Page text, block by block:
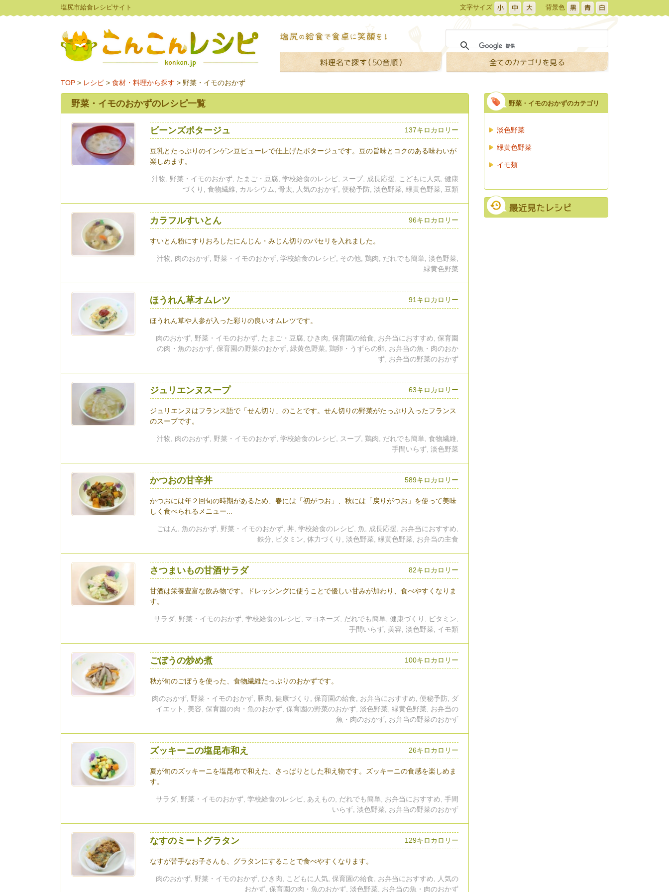
塩尻市給食レシピサイト 文字サイズ 背景色
TOP > レシピ > 食材・料理から探す > 野菜・イモのおかず
野菜・イモのおかずのレシピ一覧
ビーンズポタージュ
豆乳とたっぷりのインゲン豆ピューレで仕上げたポタージュです。豆の旨味とコクのある味わいが
楽しめます。
137キロカロリー
汁物, 野菜・イモのおかず, たまご・豆腐, 学校給食のレシピ, スープ, 成長応援, こどもに人気, 健康
づくり, 食物繊維, カルシウム, 骨太, 人気のおかず, 便秘予防, 淡色野菜, 緑黄色野菜, 豆類
カラフルすいとん
すいとん粉にすりおろしたにんじん・みじん切りのパセリを入れました。
96キロカロリー
汁物, 肉のおかず, 野菜・イモのおかず, 学校給食のレシピ, その他, 鶏肉, だれでも簡単, 淡色野菜,
緑黄色野菜
ほうれん草オムレツ
ほうれん草や人参が入った彩りの良いオムレツです。
91キロカロリー
肉のおかず, 野菜・イモのおかず, たまご・豆腐, ひき肉, 保育園の給食, お弁当におすすめ, 保育園
の肉・魚のおかず, 保育園の野菜のおかず, 緑黄色野菜, 鶏卵・うずらの卵, お弁当の魚・肉のおか
ず, お弁当の野菜のおかず
ジュリエンヌスープ
ジュリエンヌはフランス語で「せん切り」のことです。せん切りの野菜がたっぷり入ったフランス
のスープです。
63キロカロリー
汁物, 肉のおかず, 野菜・イモのおかず, 学校給食のレシピ, スープ, 鶏肉, だれでも簡単, 食物繊維,
手間いらず, 淡色野菜
かつおの甘辛丼
かつおには年２回旬の時期があるため、春には「初がつお」、秋には「戻りがつお」を使って美味
しく食べられるメニュー...
589キロカロリー
ごはん, 魚のおかず, 野菜・イモのおかず, 丼, 学校給食のレシピ, 魚, 成長応援, お弁当におすすめ,
鉄分, ビタミン, 体力づくり, 淡色野菜, 緑黄色野菜, お弁当の主食
さつまいもの甘酒サラダ
甘酒は栄養豊富な飲み物です。ドレッシングに使うことで優しい甘みが加わり、食べやすくなりま
す。
82キロカロリー
サラダ, 野菜・イモのおかず, 学校給食のレシピ, マヨネーズ, だれでも簡単, 健康づくり, ビタミン,
手間いらず, 美容, 淡色野菜, イモ類
ごぼうの炒め煮
秋が旬のごぼうを使った、食物繊維たっぷりのおかずです。
100キロカロリー
肉のおかず, 野菜・イモのおかず, 豚肉, 健康づくり, 保育園の給食, お弁当におすすめ, 便秘予防, ダ
イエット, 美容, 保育園の肉・魚のおかず, 保育園の野菜のおかず, 淡色野菜, 緑黄色野菜, お弁当の
魚・肉のおかず, お弁当の野菜のおかず
ズッキーニの塩昆布和え
夏が旬のズッキーニを塩昆布で和えた、さっぱりとした和え物です。ズッキーニの食感を楽しめま
す。
26キロカロリー
サラダ, 野菜・イモのおかず, 学校給食のレシピ, あえもの, だれでも簡単, お弁当におすすめ, 手間
いらず, 淡色野菜, お弁当の野菜のおかず
なすのミートグラタン
なすが苦手なお子さんも、グラタンにすることで食べやすくなります。
129キロカロリー
肉のおかず, 野菜・イモのおかず, ひき肉, こどもに人気, 保育園の給食, お弁当におすすめ, 人気の
おかず, 保育園の肉・魚のおかず, 淡色野菜, お弁当の魚・肉のおかず
野菜・イモのおかずのカテゴリ
淡色野菜
緑黄色野菜
イモ類